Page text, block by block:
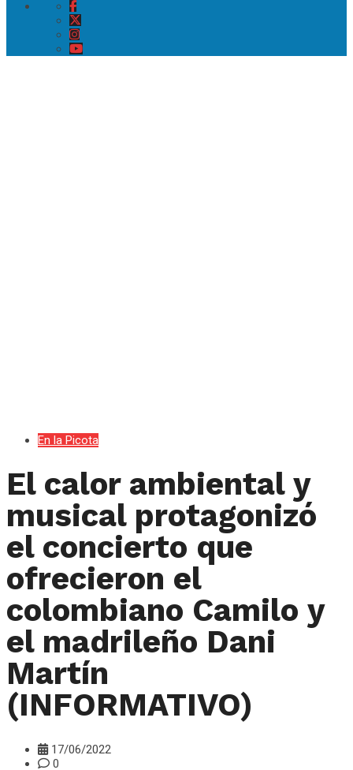
En la Picota
El calor ambiental y
musical protagonizó
el concierto que
ofrecieron el
colombiano Camilo y
el madrileño Dani
Martín
(INFORMATIVO)
17/06/2022
0